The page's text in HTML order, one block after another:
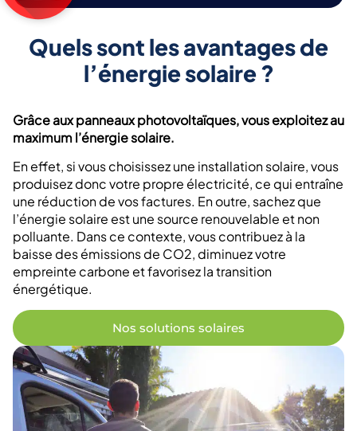
Quels sont les avantages de
l’énergie solaire ?
Grâce aux panneaux photovoltaïques, vous exploitez au
maximum l’énergie solaire.
En effet, si vous choisissez une installation solaire, vous
produisez donc votre propre électricité, ce qui entraîne
une réduction de vos factures. En outre, sachez que
l’énergie solaire est une source renouvelable et non
polluante. Dans ce contexte, vous contribuez à la
baisse des émissions de CO2, diminuez votre
empreinte carbone et favorisez la transition
énergétique.
Nos solutions solaires